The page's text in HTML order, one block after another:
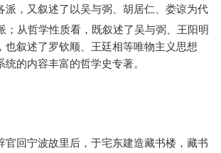
派，又叙述了以吴与弼、胡居仁、娄谅为代
；从哲学性质看，既叙述了吴与弼、王阳明
也叙述了罗钦顺、王廷相等唯物主义思想
的内容丰富的哲学史专著。
官回宁波故里后，于宅东建造藏书楼，藏书